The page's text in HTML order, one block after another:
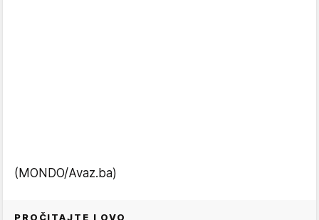
(MONDO/Avaz.ba)
PROČITAJTE I OVO